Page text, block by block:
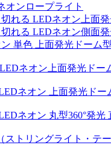
オンロープライト
れる LEDネオン上面発
れる LEDネオン側面発
単色 上面発光ドーム
ネオン上面発光ドー
ネオン 上面発光ドー
ネオン 丸型360°発光
ストリングライト・テ